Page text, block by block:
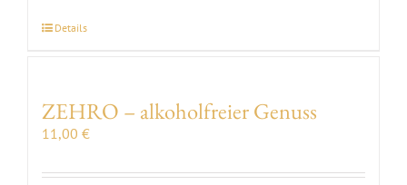
Details
ZEHRO – alkoholfreier Genuss
11,00 €